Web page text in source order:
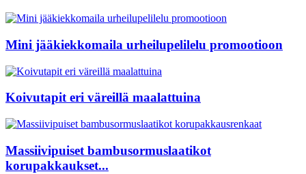
Mini jääkiekkomaila urheilupelilelu promootioon
Koivutapit eri väreillä maalattuina
Massiivipuiset bambusormuslaatikot
korupakkaukset...